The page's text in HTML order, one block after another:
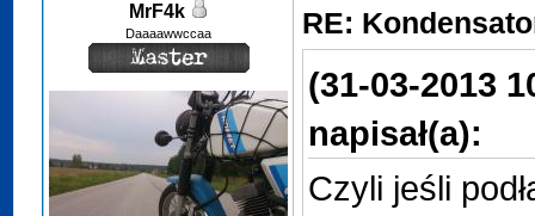
MrF4k
Daaaawwccaa RE:
(31-03-2013
napisał(a):
Czyli jeśli